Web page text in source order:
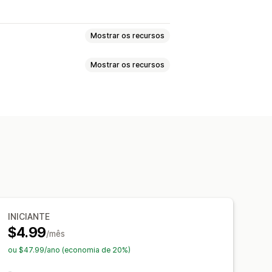
Mostrar os recursos
Mostrar os recursos
INICIANTE
$4.99/mês
ou $47.99/ano (economia de 20%)